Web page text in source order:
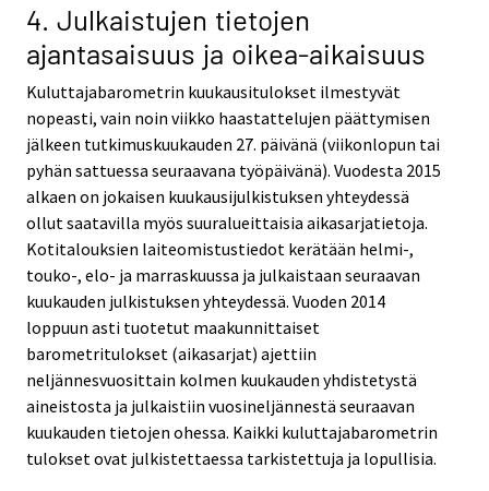
4. Julkaistujen tietojen
ajantasaisuus ja oikea-aikaisuus
Kuluttajabarometrin kuukausitulokset ilmestyvät
nopeasti, vain noin viikko haastattelujen päättymisen
jälkeen tutkimuskuukauden 27. päivänä (viikonlopun tai
pyhän sattuessa seuraavana työpäivänä). Vuodesta 2015
alkaen on jokaisen kuukausijulkistuksen yhteydessä
ollut saatavilla myös suuralueittaisia aikasarjatietoja.
Kotitalouksien laiteomistustiedot kerätään helmi-,
touko-, elo- ja marraskuussa ja julkaistaan seuraavan
kuukauden julkistuksen yhteydessä. Vuoden 2014
loppuun asti tuotetut maakunnittaiset
barometritulokset (aikasarjat) ajettiin
neljännesvuosittain kolmen kuukauden yhdistetystä
aineistosta ja julkaistiin vuosineljännestä seuraavan
kuukauden tietojen ohessa. Kaikki kuluttajabarometrin
tulokset ovat julkistettaessa tarkistettuja ja lopullisia.